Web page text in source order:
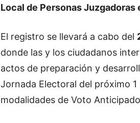
Local de Personas Juzgadoras
El registro se llevará a cabo del
donde las y los ciudadanos
actos de preparación y
Jornada Electoral del próximo
modalidades de Voto